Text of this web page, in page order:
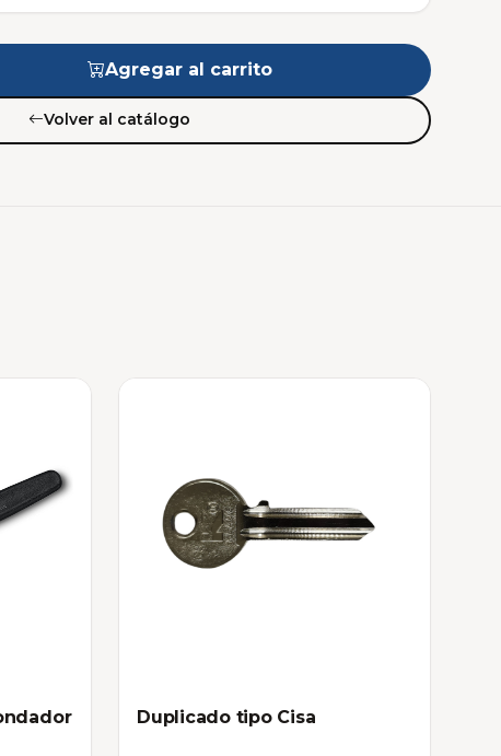
Agregar al carrito
Volver al catálogo
Duplicado tipo Cisa